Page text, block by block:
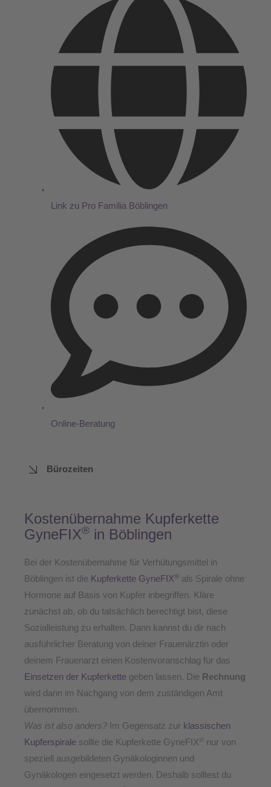
Link zu Pro Familia Böblingen
Online-Beratung
Bürozeiten
Kostenübernahme Kupferkette
GyneFIX® in Böblingen
Bei der Kostenübernahme für Verhütungsmittel in
Böblingen ist die Kupferkette GyneFIX® als Spirale ohne
Hormone auf Basis von Kupfer inbegriffen. Kläre
zunächst ab, ob du tatsächlich berechtigt bist, diese
Sozialleistung zu erhalten. Dann kannst du dir nach
ausführlicher Beratung von deiner Frauenärztin oder
deinem Frauenarzt einen Kostenvoranschlag für das
Einsetzen der Kupferkette geben lassen. Die Rechnung
wird dann im Nachgang von dem zuständigen Amt
übernommen.
Was ist also anders? Im Gegensatz zur klassischen
Kupferspirale sollte die Kupferkette GyneFIX ® nur von
speziell ausgebildeten Gynäkologinnen und
Gynäkologen eingesetzt werden. Deshalb solltest du